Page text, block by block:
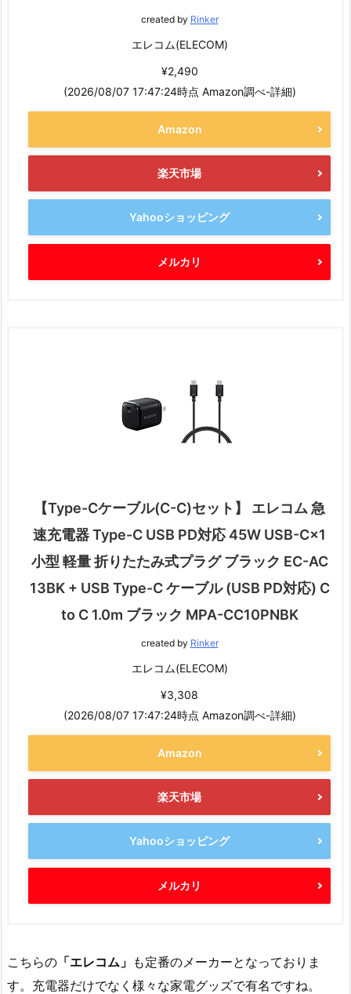
created by Rinker
エレコム(ELECOM)
¥2,490
(2026/08/07 17:47:24時点 Amazon調べ-詳細)
Amazon
楽天市場
Yahooショッピング
メルカリ
【Type-Cケーブル(C-C)セット】 エレコム 急
速充電器 Type-C USB PD対応 45W USB-C×1
小型 軽量 折りたたみ式プラグ ブラック EC-AC
13BK + USB Type-C ケーブル (USB PD対応) C
to C 1.0m ブラック MPA-CC10PNBK
created by Rinker
エレコム(ELECOM)
¥3,308
(2026/08/07 17:47:24時点 Amazon調べ-詳細)
Amazon
楽天市場
Yahooショッピング
メルカリ
こちらの 「エレコム」 も定番のメーカーとなっておりま
す。充電器だけでなく様々な家電グッズで有名ですね。